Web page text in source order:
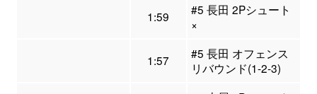
1:59
#5 長田 2Pシュート
×
1:57
#5 長田 オフェンス
リバウンド(1-2-3)